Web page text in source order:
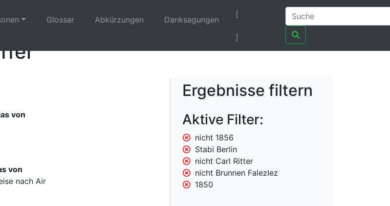
Glossar Abkürzungen Danksagungen
[
]
von
von
nach Air
Ergebnisse filtern
Aktive Filter:
nicht 1856
Stabi Berlin
nicht Carl Ritter
nicht Brunnen Falezlez
1850